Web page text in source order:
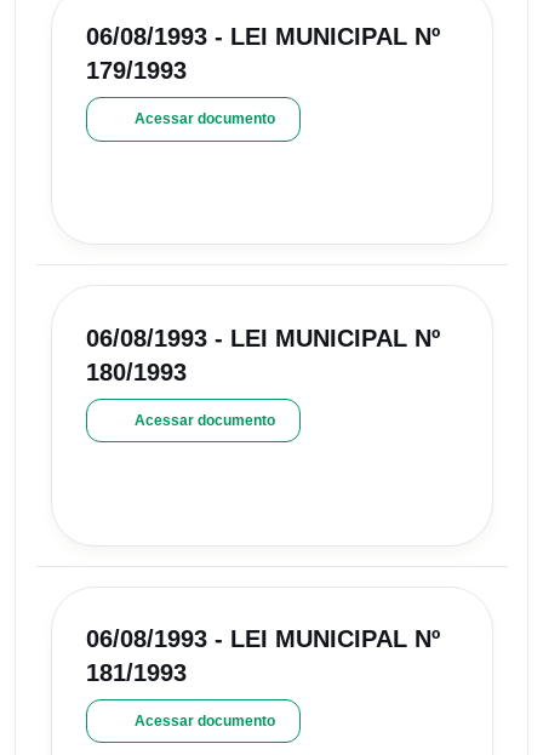
06/08/1993 - LEI MUNICIPAL Nº
179/1993
Acessar documento
06/08/1993 - LEI MUNICIPAL Nº
180/1993
Acessar documento
06/08/1993 - LEI MUNICIPAL Nº
181/1993
Acessar documento